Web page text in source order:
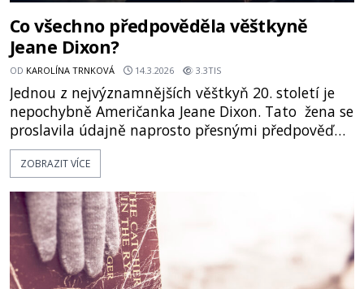
Co všechno předpověděla věštkyně
Jeane Dixon?
OD KAROLÍNA TRNKOVÁ 14.3.2026 3.3TIS
Jednou z nejvýznamnějších věštkyň 20. století je
nepochybně Američanka Jeane Dixon. Tato žena se
proslavila údajně naprosto přesnými předpověďmi
významných historických událostí. Jak to dělala?
Americký prezident John Fitzgerald Kennedy
texaským Dallasem. Počasí je tak příjemné, že
nechá sejmou
ZOBRAZIT VÍCE